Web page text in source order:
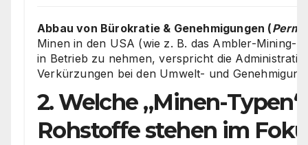
Abbau von Bürokratie & Genehmigungen (
Minen in den USA (wie z. B. das Ambler-Mining-
in Betrieb zu nehmen, verspricht die
Verkürzungen bei den Umwelt- und
2. Welche „Minen-
Rohstoffe stehen im